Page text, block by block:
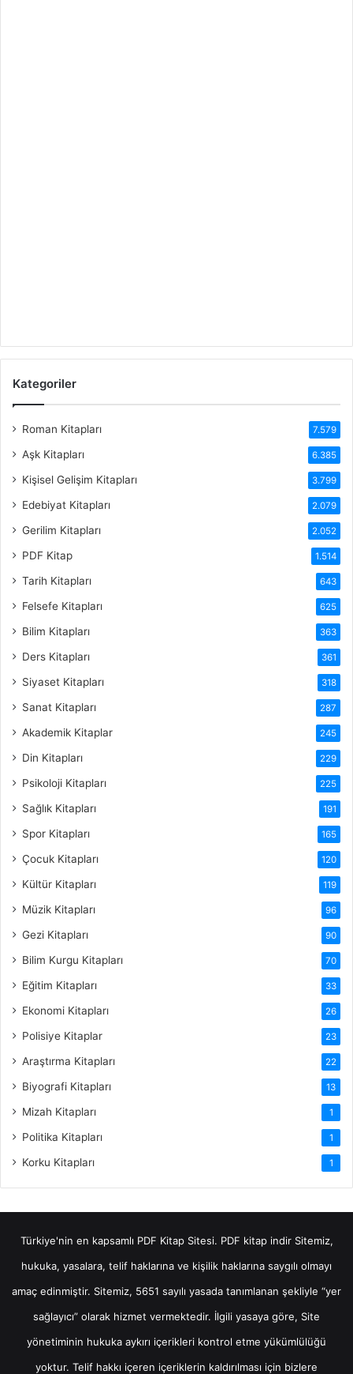
Kategoriler
Roman Kitapları 7.579
Aşk Kitapları 6.385
Kişisel Gelişim Kitapları 3.799
Edebiyat Kitapları 2.079
Gerilim Kitapları 2.052
PDF Kitap 1.514
Tarih Kitapları 643
Felsefe Kitapları 625
Bilim Kitapları 363
Ders Kitapları 361
Siyaset Kitapları 318
Sanat Kitapları 287
Akademik Kitaplar 245
Din Kitapları 229
Psikoloji Kitapları 225
Sağlık Kitapları 191
Spor Kitapları 165
Çocuk Kitapları 120
Kültür Kitapları 119
Müzik Kitapları 96
Gezi Kitapları 90
Bilim Kurgu Kitapları 70
Eğitim Kitapları 33
Ekonomi Kitapları 26
Polisiye Kitaplar 23
Araştırma Kitapları 22
Biyografi Kitapları 13
Mizah Kitapları 1
Politika Kitapları 1
Korku Kitapları 1
Türkiye'nin en kapsamlı PDF Kitap Sitesi. PDF kitap indirSitemiz,
hukuka, yasalara, telif haklarına ve kişilik haklarına saygılı olmayı
amaç edinmiştir. Sitemiz, 5651 sayılı yasada tanımlanan şekliyle “yer
sağlayıcı” olarak hizmet vermektedir. İlgili yasaya göre, Site
yönetiminin hukuka aykırı içerikleri kontrol etme yükümlülüğü
yoktur. Telif hakkı içeren içeriklerin kaldırılması için bizlere